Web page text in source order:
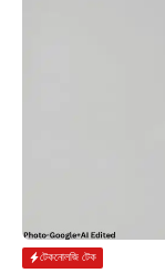
টেকনোলজি টেক